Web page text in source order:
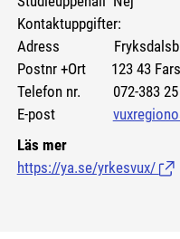
Kontaktuppgifter:
Adress
Postnr +Ort 123 43
Telefon nr. 072-383 25
E-post
Läs mer
https://ya.se/yrkesvux/